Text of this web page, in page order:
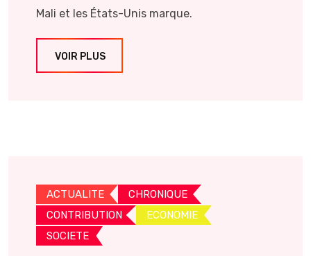
Mali et les États-Unis marque.
VOIR PLUS
ACTUALITE
CHRONIQUE
CONTRIBUTION
ECONOMIE
SOCIETE